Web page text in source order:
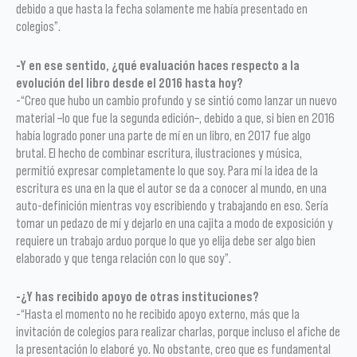
debido a que hasta la fecha solamente me había presentado en
colegios”.
-Y en ese sentido, ¿qué evaluación haces respecto a la
evolución del libro desde el 2016 hasta hoy?
-“Creo que hubo un cambio profundo y se sintió como lanzar un nuevo
material –lo que fue la segunda edición–, debido a que, si bien en 2016
había logrado poner una parte de mí en un libro, en 2017 fue algo
brutal. El hecho de combinar escritura, ilustraciones y música,
permitió expresar completamente lo que soy. Para mí la idea de la
escritura es una en la que el autor se da a conocer al mundo, en una
auto-definición mientras voy escribiendo y trabajando en eso. Sería
tomar un pedazo de mí y dejarlo en una cajita a modo de exposición y
requiere un trabajo arduo porque lo que yo elija debe ser algo bien
elaborado y que tenga relación con lo que soy”.
-¿Y has recibido apoyo de otras instituciones?
-“Hasta el momento no he recibido apoyo externo, más que la
invitación de colegios para realizar charlas, porque incluso el afiche de
la presentación lo elaboré yo. No obstante, creo que es fundamental